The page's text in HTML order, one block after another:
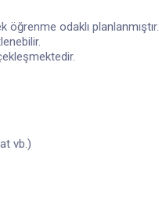
odaklı planlanmıştır.
vb.)